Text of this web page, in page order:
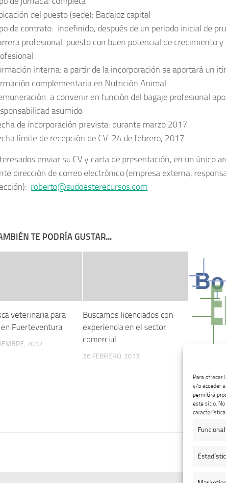
Para ofrecer
y/o acceder
permitirá
este sitio.
Funcional
del puesto (sede): Badajoz capital
de contrato: indefinido, después de un periodo inicial de
profesional: puesto con buen potencial de crecimiento
interna: a partir de la incorporación se aportará un
complementaria en Nutrición Animal
a convenir en función del bagaje profesional
asumido
de incorporación prevista: durante marzo 2017
límite de recepción de CV: 24 de febrero, 2017.
enviar su CV y carta de presentación, en un único
dirección de correo electrónico (empresa externa,
roberto@sudoesterecursos.com
TE PODRÍA GUSTAR...
veterinaria para
en Fuerteventura
2012
Buscamos licenciados con
experiencia en el sector
comercial
26 FEBRERO, 2013
Oferta de
Inspector
Calidad